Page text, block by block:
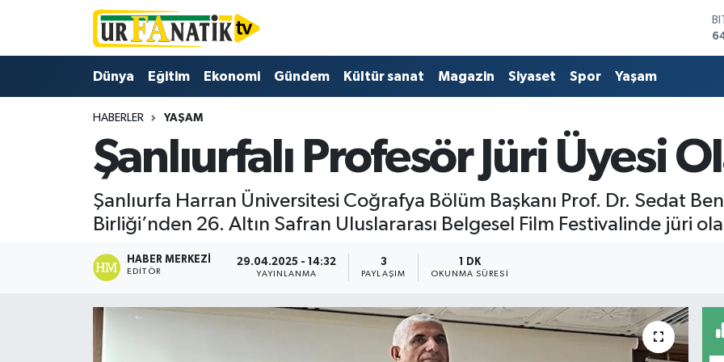
Dünya Eğitim Ekonomi Gündem Kültür sanat Magazin Siyaset Spor Yaşam
HABERLER YAŞAM
Şanlıurfalı Profesör Jüri Üyesi
Şanlıurfa Harran Üniversitesi Coğrafya Bölüm Başkanı Prof. Dr. Sedat
Birliği’nden 26. Altın Safran Uluslararası Belgesel Film Festivalinde jüri
HABER MERKEZI
EDITÖR
29.04.2025 - 14:32
YAYINLANMA
3
PAYLAŞIM
1 DK
OKUNMA SÜRESI
Süper Lig Puan Durumu ve Fikstür
Son Dakika Haberleri
Haber Arşivi